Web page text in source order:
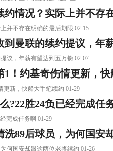
约情况？实际上并不存
并不存在明确的最后期限 02-15
到曼联的续约提议，年
议，年薪有望达到五万镑 02-07
1！约基奇伤情更新，
新，快船大手笔续约 01-29
?22胜24负已经完成任
完成任务啊 01-29
89后球员，为何国安
何国安却跟这两位老将续约 01-26